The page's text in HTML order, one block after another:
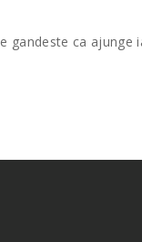
gandeste ca